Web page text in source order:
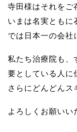
寺田様はそれをご
いまは名実ともに
では日本一の会社
私たち治療院も、
要としている人に
さらにどんどんス
よろしくお願いい